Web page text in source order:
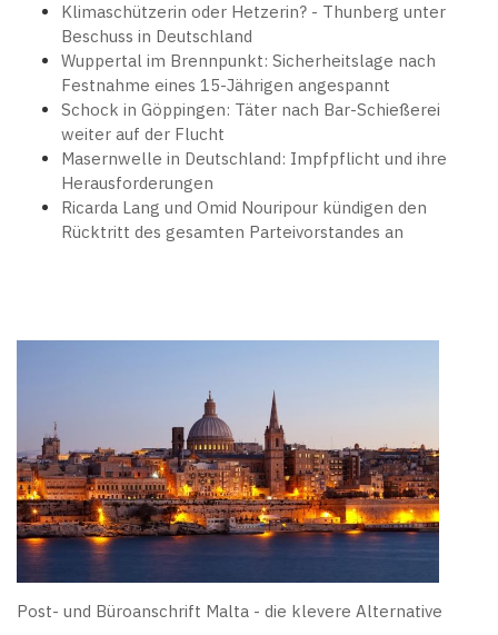
Klimaschützerin oder Hetzerin? - Thunberg unter
Beschuss in Deutschland
Wuppertal im Brennpunkt: Sicherheitslage nach
Festnahme eines 15-Jährigen angespannt
Schock in Göppingen: Täter nach Bar-Schießerei
weiter auf der Flucht
Masernwelle in Deutschland: Impfpflicht und ihre
Herausforderungen
Ricarda Lang und Omid Nouripour kündigen den
Rücktritt des gesamten Parteivorstandes an
Post- und Büroanschrift Malta - die klevere Alternative